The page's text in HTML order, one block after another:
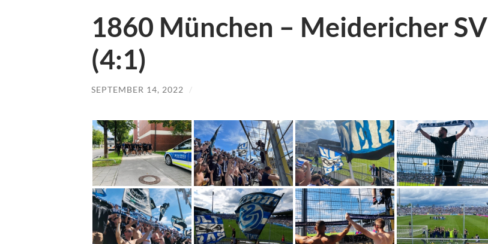
1860 München – Meidericher SV
(4:1)
SEPTEMBER 14, 2022 /